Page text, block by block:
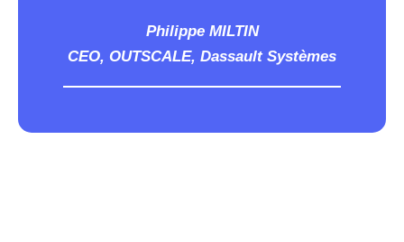
Philippe MILTIN
CEO, OUTSCALE, Dassault Systèmes